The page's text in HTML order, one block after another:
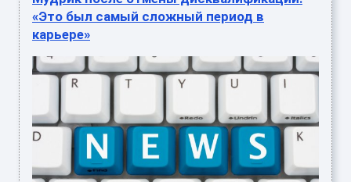
«Это был самый сложный период в
карьере»